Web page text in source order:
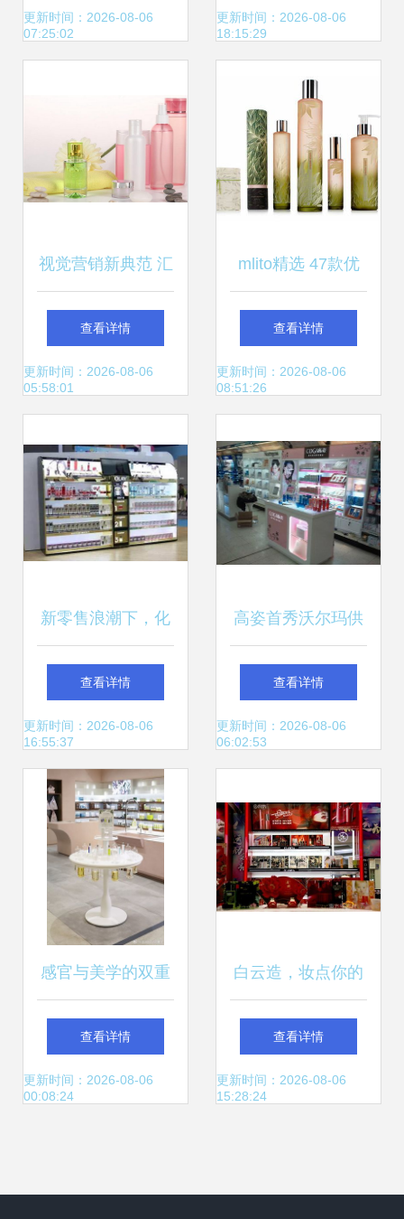
贴心扶持，为消费
更新时间：2026-08-06
07:25:02
发展与挑战
更新时间：2026-08-06
18:15:29
视觉营销新典范 汇
佰美化妆品产品与
店铺装修图片的艺
查看详情
更新时间：2026-08-06
05:58:01
mlito精选 47款优
秀化妆品零售包装
设计，诠释美学与
查看详情
更新时间：2026-08-06
08:51:26
新零售浪潮下，化
妆品零售的未来发
展方向
查看详情
更新时间：2026-08-06
16:55:37
高姿首秀沃尔玛供
应商展会 探索化妆
品零售新路径
查看详情
更新时间：2026-08-06
06:02:53
感官与美学的双重
奏 韩国Scentence
化妆品零售店面设
查看详情
更新时间：2026-08-06
00:08:24
白云造，妆点你的
美 揭秘化妆品零售
新势力
查看详情
更新时间：2026-08-06
15:28:24